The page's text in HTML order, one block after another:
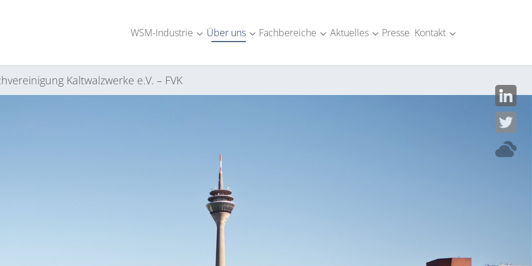
WSM-Industrie Submenu for "WSM-Industrie"
Über uns Submenu for "Über uns"
Fachbereiche Submenu for "Fachbereiche"
Aktuelles Submenu for "Aktuelles"
Presse Kontakt Submenu for
Kaltwalzwerke e.V. – FVK